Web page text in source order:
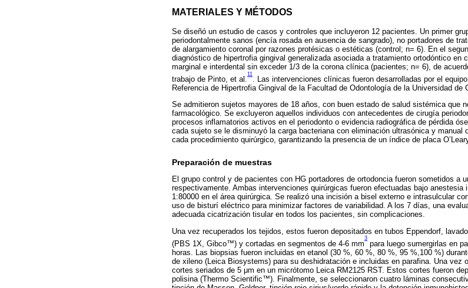
MATERIALES Y MÉTODOS
Se diseñó un estudio de casos y controles que incluyeron 12 pacientes. Un primer
periodontalmente sanos (encía rosada en ausencia de sangrado), no portadores de
de alargamiento coronal por razones protésicas o estéticas (control; n= 6). En el
diagnóstico de hipertrofia gingival generalizada asociada a tratamiento ortodóntico en
marginal e interdental sin exceder 1/3 de la corona clínica (pacientes; n= 6), de
trabajo de Pinto, et al.
11
. Las intervenciones clínicas fueron desarrolladas por el
Referencia de Hipertrofia Gingival de la Facultad de Odontología de la Universidad de
Se admitieron sujetos mayores de 18 años, con buen estado de salud sistémica que
farmacológico. Se excluyeron aquellos individuos con antecedentes de cirugía
procesos inflamatorios activos en el periodonto o evidencia radiográfica de pérdida
cada sujeto se le disminuyó la carga bacteriana con eliminación ultrasónica y
cada procedimiento quirúrgico, garantizando la presencia de un índice de placa
Preparación de muestras
El grupo control y de pacientes con HG portadores de ortodoncia fueron sometidos a
respectivamente. Ambas intervenciones quirúrgicas fueron efectuadas bajo
1:80000 en el área quirúrgica. Se realizó una incisión a bisel externo e intrasulcular
uso de bisturí eléctrico para minimizar factores de variabilidad. A los 7 días, una
adecuada cicatrización tisular en todos los pacientes, sin complicaciones.
Una vez recuperados los tejidos, estos fueron depositados en tubos Eppendorf,
(PBS 1X, Gibco™) y cortadas en segmentos de 4-6 mm
3
para luego sumergirlas en
horas. Las biopsias fueron incluidas en etanol (30 %, 60 %, 80 %, 95 %,100 %)
de xileno (Leica Biosystems) para su deshidratación e incluidas en parafina. Una vez
cortes seriados de 5 μm en un micrótomo Leica RM2125 RST. Estos cortes fueron
polisina (Thermo Scientific™). Finalmente, se seleccionaron cuatro láminas